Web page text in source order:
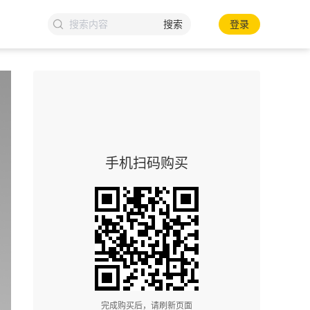
搜索 登录
手机扫码购买
完成购买后，请刷新页面